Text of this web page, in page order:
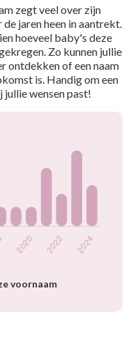
zegt veel over zijn
jaren heen in aantrekt.
hoeveel baby's deze
Zo kunnen jullie
ontdekken of een naam
is. Handig om een
wensen past!
voornaam